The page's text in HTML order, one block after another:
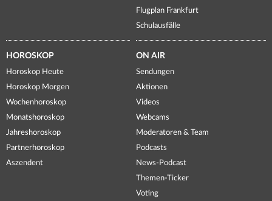
Flugplan Frankfurt
Schulausfälle
HOROSKOP
Horoskop Heute
Horoskop Morgen
Wochenhoroskop
Monatshoroskop
Jahreshoroskop
Partnerhoroskop
Aszendent
ON AIR
Sendungen
Aktionen
Videos
Webcams
Moderatoren & Team
Podcasts
News-Podcast
Themen-Ticker
Voting